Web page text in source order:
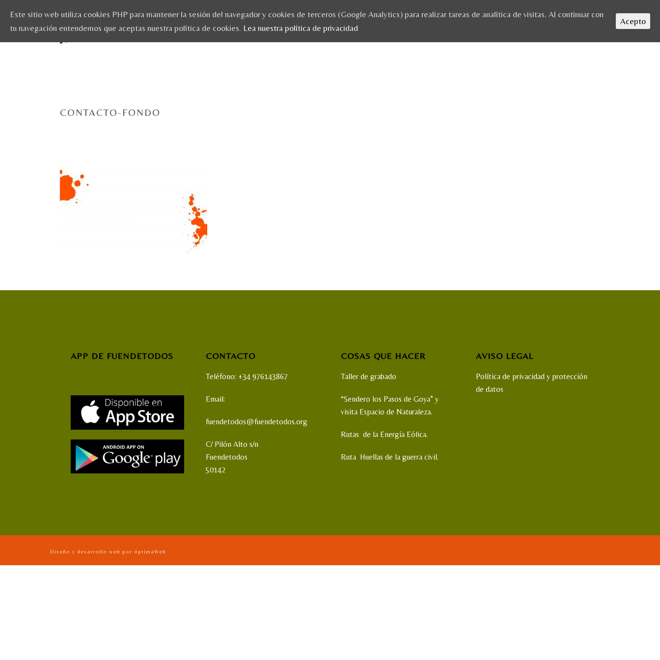
CONTACTO-FONDO
APP DE FUENDETODOS CONTACTO
Teléfono: +34 976143867
Email:
fuendetodos@fuendetodos.org
C/ Pilón Alto s/n
Fuendetodos
50142
COSAS QUE HACER
Taller de grabado
“Sendero los Pasos de Goya” y
visita Espacio de Naturaleza.
Rutas de la Energía Eólica.
Ruta Huellas de la guerra civil.
AVISO LEGAL
Política de privacidad y protección
de datos
Diseño y desarrollo web por óptimaWeb
Este sitio web utiliza cookies PHP para mantener la sesión del navegador y cookies de terceros (Google Analytics) para realizar tareas de analítica de visitas. Al continuar con
tu navegación entendemos que aceptas nuestra política de cookies. Lea nuestra política de privacidad
Acepto